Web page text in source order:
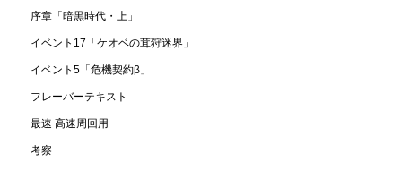
序章「暗黒時代・上」
イベント17「ケオベの茸狩迷界」
イベント5「危機契約β」
フレーバーテキスト
最速 高速周回用
考察